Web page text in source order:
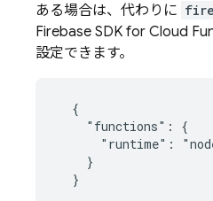
ある場合は、代わりに
Firebase SDK for Cloud
設定できます。
  {
    "functions": {
"runtime":
    }